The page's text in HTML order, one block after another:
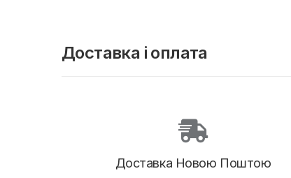
Доставка і оплата
Доставка Новою Поштою